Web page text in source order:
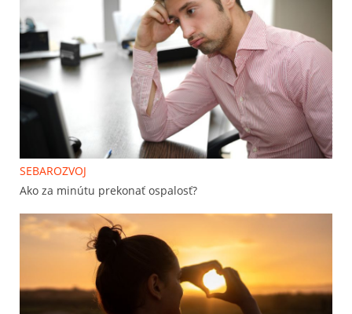
SEBAROZVOJ
Ako za minútu prekonať ospalosť?